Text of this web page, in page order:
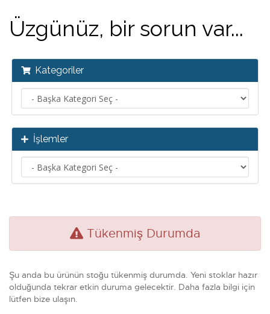
Üzgünüz, bir sorun var...
Kategoriler
İşlemler
Tükenmiş Durumda
Şu anda bu ürünün stoğu tükenmiş durumda. Yeni stoklar hazır
olduğunda tekrar etkin duruma gelecektir. Daha fazla bilgi için
lütfen bize ulaşın.